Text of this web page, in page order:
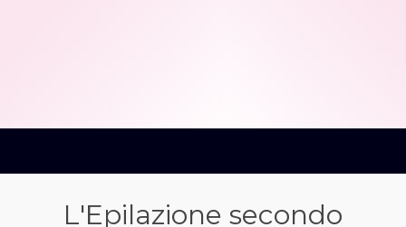
L'Epilazione secondo